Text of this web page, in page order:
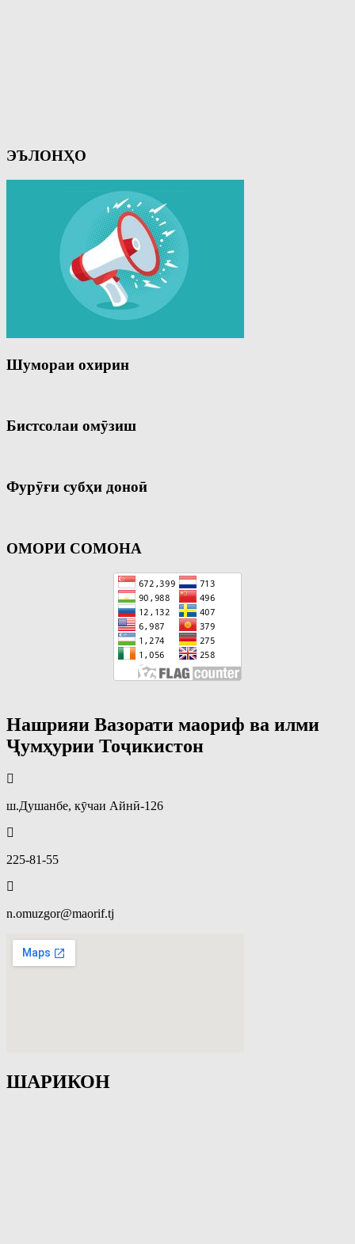
ЭЪЛОНҲО
Шумораи охирин
Бистсолаи омӯзиш
Фурӯғи субҳи доноӣ
ОМОРИ СОМОНА
Нашрияи Вазорати маориф ва илми
Ҷумҳурии Тоҷикистон
ш.Душанбе, кӯчаи Айнӣ-126
225-81-55
n.omuzgor@maorif.tj
ШАРИКОН